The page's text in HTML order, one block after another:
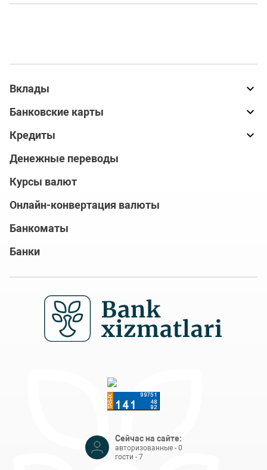
Вклады
Банковские карты
Кредиты
Денежные переводы
Курсы валют
Онлайн-конвертация валюты
Банкоматы
Банки
Сейчас на сайте:
авторизованные - 0
гости - 7